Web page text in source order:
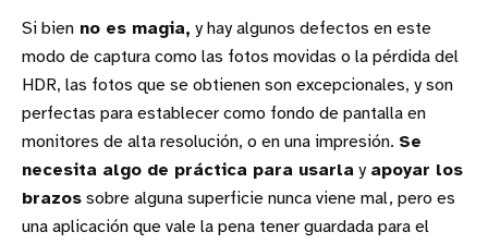
Si bien no es magia, y hay algunos defectos en este
modo de captura como las fotos movidas o la pérdida del
HDR, las fotos que se obtienen son excepcionales, y son
perfectas para establecer como fondo de pantalla en
monitores de alta resolución, o en una impresión. Se
necesita algo de práctica para usarla y apoyar los
brazos sobre alguna superficie nunca viene mal, pero es
una aplicación que vale la pena tener guardada para el